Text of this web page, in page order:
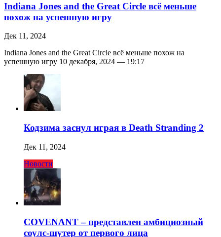
Indiana Jones and the Great Circle всё меньше
похож на успешную игру
Дек 11, 2024
Indiana Jones and the Great Circle всё меньше похож на
успешную игру 10 декабря, 2024 — 19:17
Кодзима заснул играя в Death Stranding 2
Дек 11, 2024
Новости
COVENANT – представлен амбициозный
соулс-шутер от первого лица